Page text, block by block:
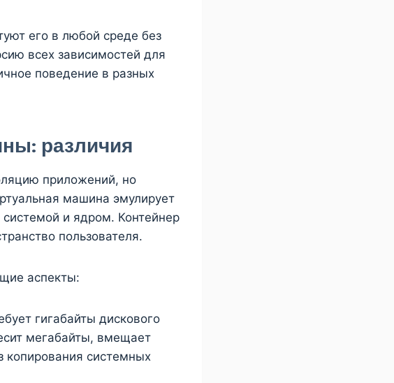
его в любой среде без
всех зависимостей для
поведение в разных
различия
приложений, но
машина эмулирует
и ядром. Контейнер
пользователя.
аспекты:
гигабайты дискового
мегабайты, вмещает
копирования системных